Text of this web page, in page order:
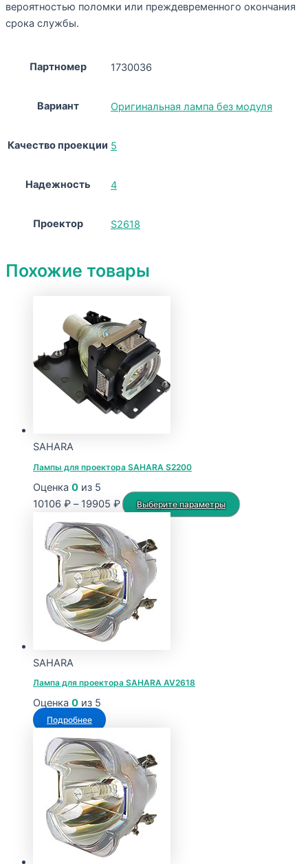
вероятностью поломки или преждевременного окончания
срока службы.
Партномер 1730036
Вариант Оригинальная лампа без модуля
Качество проекции 5
Надежность 4
Проектор S2618
Похожие товары
SAHARA
Лампы для проектора SAHARA S2200
Оценка 0 из 5
10106 ₽ – 19905 ₽Диапазон
10106 ₽
–
19905 ₽
Выберите параметры
Этот
SAHARA
Лампа для проектора SAHARA AV2618
Оценка 0 из 5
Подробнее